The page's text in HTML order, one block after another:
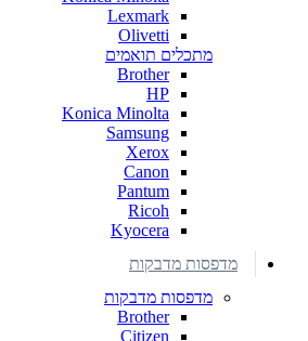
Lexmark
Olivetti
מתכלים תואמים
Brother
HP
Konica Minolta
Samsung
Xerox
Canon
Pantum
Ricoh
Kyocera
מדפסות מדבקות
מדפסות מדבקות
Brother
Citizen